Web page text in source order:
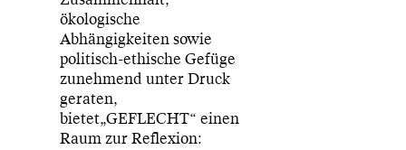
ökologische
Abhängigkeiten sowie
politisch-ethische Gefüge
zunehmend unter Druck
geraten,
bietet„GEFLECHT“ einen
Raum zur Reflexion: